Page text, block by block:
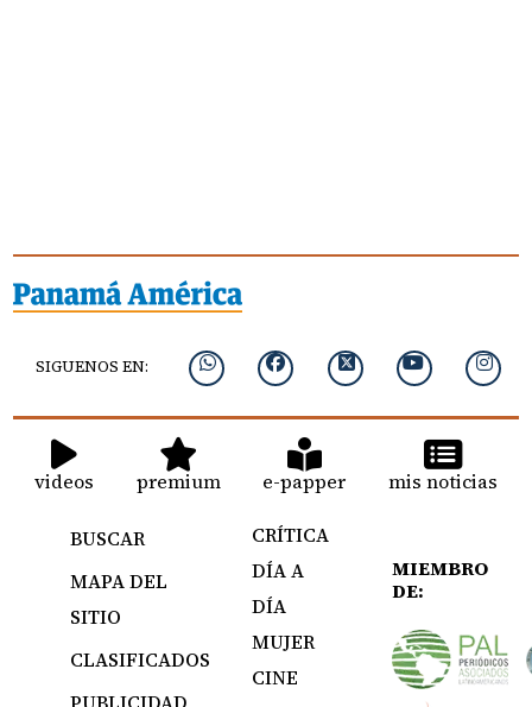
SIGUENOS EN:
videos premium e-papper mis noticias
BUSCAR
MAPA DEL
SITIO
CLASIFICADOS
CRÍTICA
DÍA A
DÍA
MUJER
CINE
MIEMBRO
DE: